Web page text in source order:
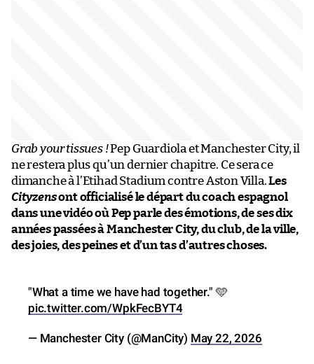
Grab your tissues !Pep Guardiola et Manchester City, il
ne restera plus qu’un dernier chapitre. Ce sera ce
dimanche à l’Etihad Stadium contre Aston Villa.Les
Cityzensont officialisé le départ du coach espagnol
dans une vidéo où Pep parle des émotions, de ses dix
années passées à Manchester City, du club, de la ville,
des joies, des peines et d’un tas d’autres choses.
"What a time we have had together." 🩵
pic.twitter.com/WpkFecBYT4
— Manchester City (@ManCity) May 22, 2026